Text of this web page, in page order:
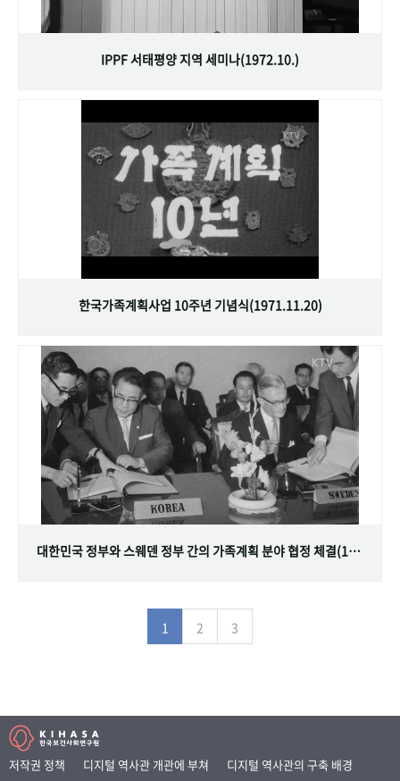
IPPF 서태평양 지역 세미나(1972.10.)
한국가족계획사업 10주년 기념식(1971.11.20)
대한민국 정부와 스웨덴 정부 간의 가족계획 분야 협정 체결(1968.07.12)
1 2 3
저작권 정책 디지털 역사관 개관에 부쳐
디지털 역사관의 구축 배경